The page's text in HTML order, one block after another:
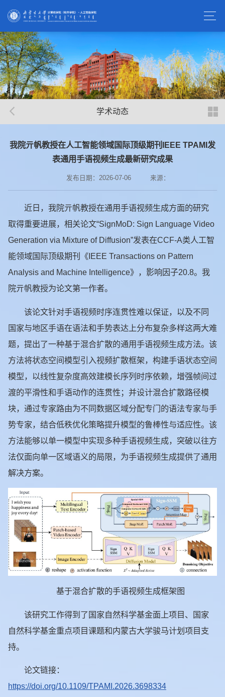
学术动态
我院亓帆教授在人工智能领域国际顶级期刊IEEE TPAMI发
表通用手语视频生成最新研究成果
发布日期：2026-07-06 来源：
近日，我院亓帆教授在通用手语视频生成方面的研究
取得重要进展，相关论文“SignMoD: Sign Language Video
Generation via Mixture of Diffusion”发表在CCF-A类人工智
能领域国际顶级期刊《IEEE Transactions on Pattern
Analysis and Machine Intelligence》，影响因子20.8。我
院亓帆教授为论文第一作者。
该论文针对手语视频时序连贯性难以保证，以及不同
国家与地区手语在语法和手势表达上分布复杂多样这两大难
题，提出了一种基于混合扩散的通用手语视频生成方法。该
方法将状态空间模型引入视频扩散框架，构建手语状态空间
模型，以线性复杂度高效建模长序列时序依赖，增强帧间过
渡的平滑性和手语动作的连贯性；并设计混合扩散路径模
块，通过专家路由为不同数据区域分配专门的语法专家与手
势专家，结合低秩优化策略提升模型的鲁棒性与适应性。该
方法能够以单一模型中实现多种手语视频生成，突破以往方
法仅面向单一区域语义的局限，为手语视频生成提供了通用
解决方案。
基于混合扩散的手语视频生成框架图
该研究工作得到了国家自然科学基金面上项目、国家
自然科学基金重点项目课题和内蒙古大学骏马计划项目支
持。
论文链接：
https://doi.org/10.1109/TPAMI.2026.3698334